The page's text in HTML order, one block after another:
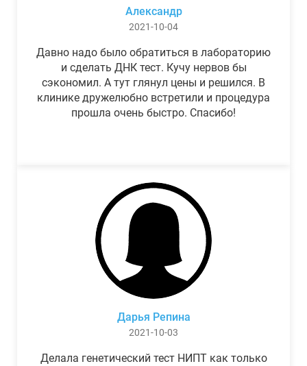
Александр
2021-10-04
Давно надо было обратиться в лабораторию
и сделать ДНК тест. Кучу нервов бы
сэкономил. А тут глянул цены и решился. В
клинике дружелюбно встретили и процедура
прошла очень быстро. Спасибо!
Дарья Репина
2021-10-03
Делала генетический тест НИПТ как только